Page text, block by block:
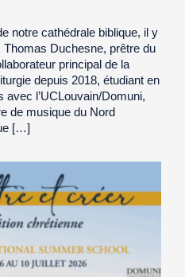
notre cathédrale biblique, il y
Duchesne, prêtre du
principal de la
depuis 2018, étudiant en
l’UCLouvain/Domuni,
de musique du Nord
[…]